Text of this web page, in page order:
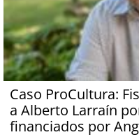
Caso ProCultura:
a Alberto Larraín
financiados por